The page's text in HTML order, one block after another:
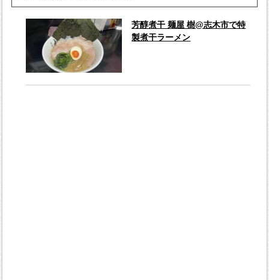
芳醇煮干 麺屋 樹@志木市で特
製煮干ラーメン